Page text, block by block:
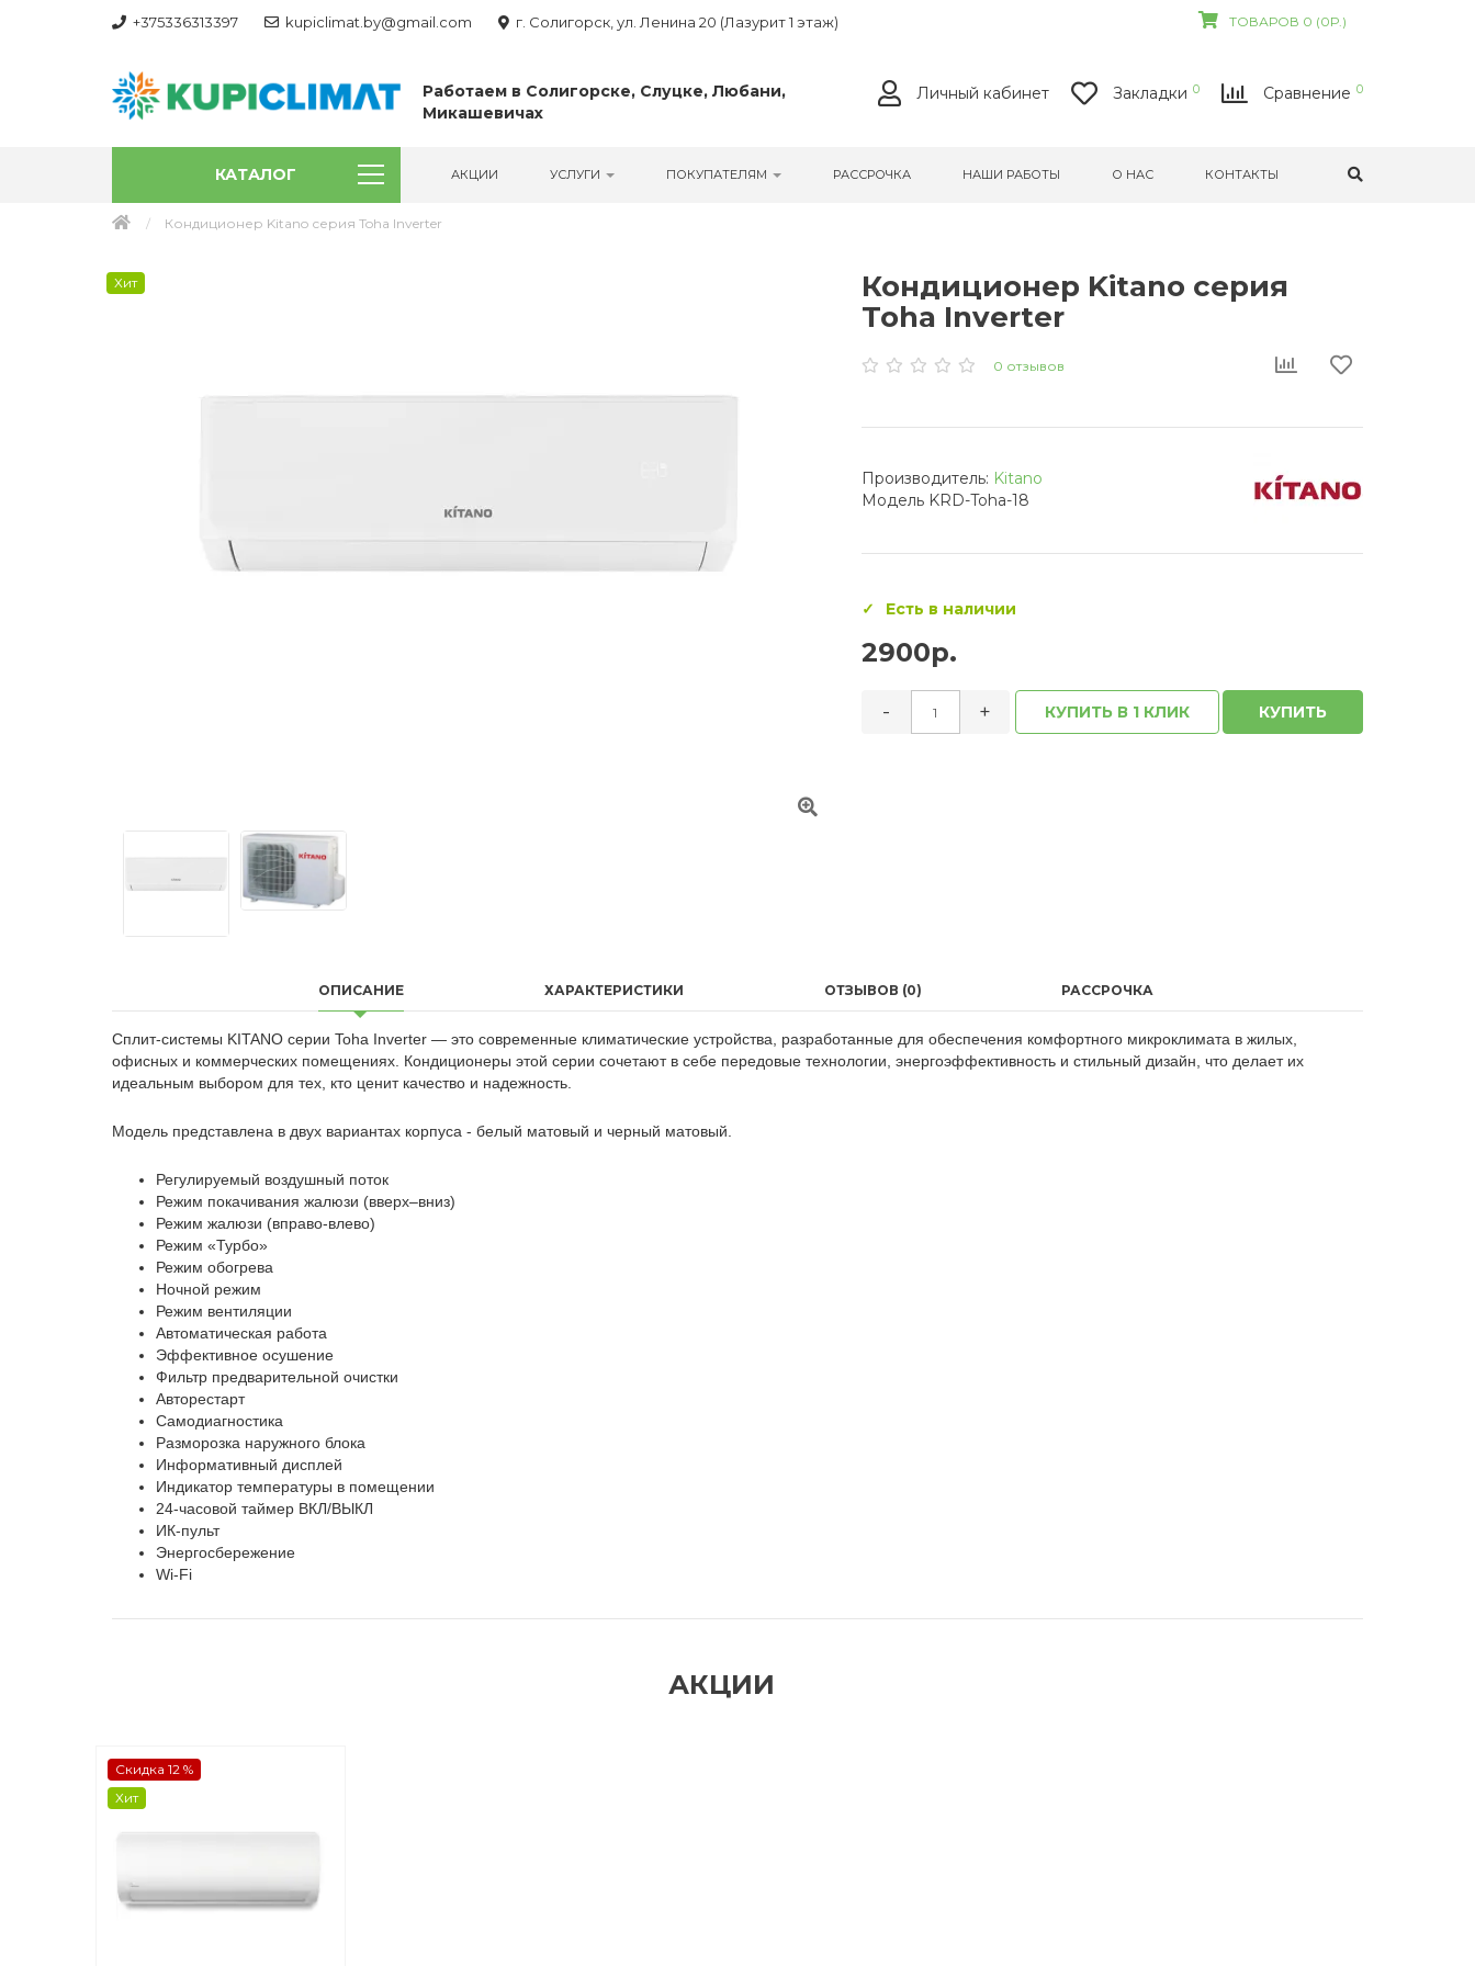
+375336313397 kupiclimat.by@gmail.com г. Солигорск, ул. Ленина 20 (Лазурит 1 этаж) ТОВАРОВ 0 (0Р.)
Работаем в Солигорске, Слуцке, Любани,
Микашевичах
Личный кабинет Закладки 0 Сравнение 0
КАТАЛОГ АКЦИИ УСЛУГИ ПОКУПАТЕЛЯМ РАССРОЧКА НАШИ РАБОТЫ О НАС КОНТАКТЫ
Кондиционер Kitano серия Toha Inverter
Хит
Кондиционер Kitano серия
Toha Inverter
0 отзывов
Производитель: Kitano
Модель KRD-Toha-18
Есть в наличии
2900р.
- + КУПИТЬ В 1 КЛИК КУПИТЬ
ОПИСАНИЕ ХАРАКТЕРИСТИКИ ОТЗЫВОВ (0) РАССРОЧКА
Сплит-системы KITANO серии Toha Inverter — это современные климатические устройства, разработанные для обеспечения комфортного микроклимата в жилых,
офисных и коммерческих помещениях. Кондиционеры этой серии сочетают в себе передовые технологии, энергоэффективность и стильный дизайн, что делает их
идеальным выбором для тех, кто ценит качество и надежность.
Модель представлена в двух вариантах корпуса - белый матовый и черный матовый.
Регулируемый воздушный поток
Режим покачивания жалюзи (вверх–вниз)
Режим жалюзи (вправо-влево)
Режим «Турбо»
Режим обогрева
Ночной режим
Режим вентиляции
Автоматическая работа
Эффективное осушение
Фильтр предварительной очистки
Авторестарт
Самодиагностика
Разморозка наружного блока
Информативный дисплей
Индикатор температуры в помещении
24-часовой таймер ВКЛ/ВЫКЛ
ИК-пульт
Энергосбережение
Wi-Fi
АКЦИИ
Скидка 12 %
Хит